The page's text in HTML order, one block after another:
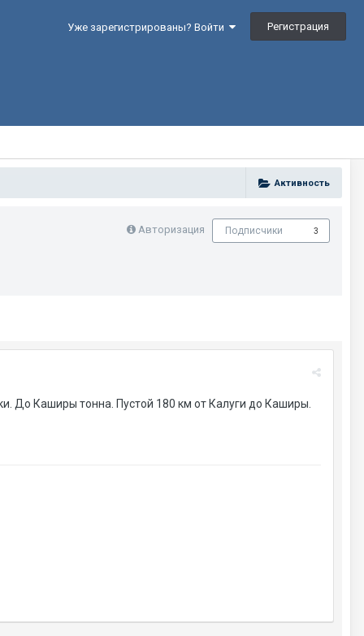
Уже зарегистрированы? Войти Регистрация
Активность
Авторизация Подписчики 3
До Каширы тонна. Пустой 180 км от Калуги до Каширы.